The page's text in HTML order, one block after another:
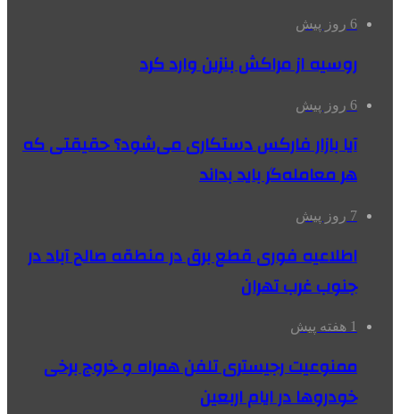
6 روز پیش
روسیه از مراکش بنزین وارد کرد
6 روز پیش
آیا بازار فارکس دستکاری می‌شود؟ حقیقتی که
هر معامله‌گر باید بداند
7 روز پیش
اطلاعیه فوری قطع برق در منطقه صالح آباد در
جنوب غرب تهران
1 هفته پیش
ممنوعیت رجیستری تلفن همراه و خروج برخی
خودروها در ایام اربعین